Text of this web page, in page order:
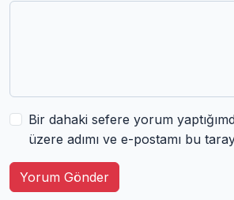
Bir dahaki sefere yorum
üzere adımı ve e-postamı bu
Yorum Gönder